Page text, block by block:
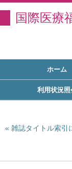
国際医療
ホーム
利用状況照
雑誌タイトル索引